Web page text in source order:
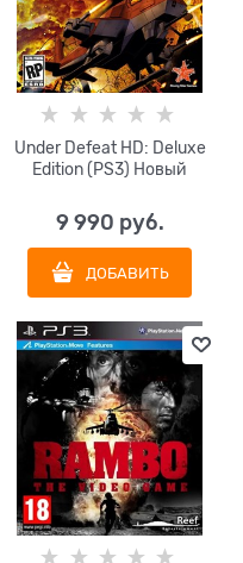
Under Defeat HD: Deluxe
Edition (PS3) Новый
9 990 руб.
ДОБАВИТЬ